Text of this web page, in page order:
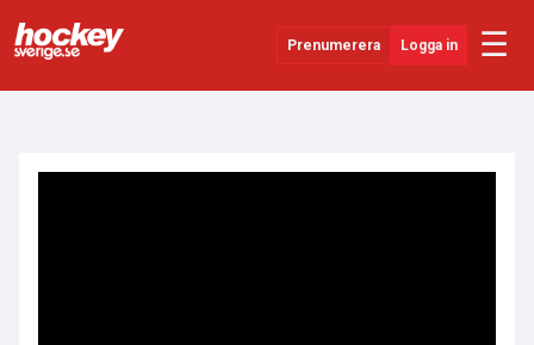
Prenumerera Logga in ☰